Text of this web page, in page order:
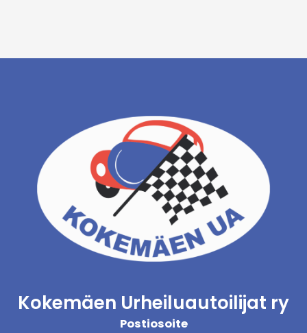
Kokemäen Urheiluautoilijat ry
Postiosoite